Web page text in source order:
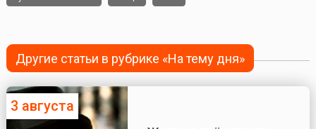
Другие статьи в рубрике «На тему дня»
3 августа